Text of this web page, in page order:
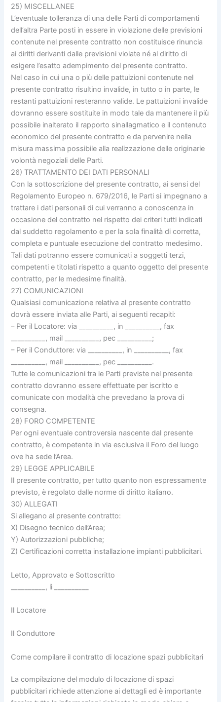
25) MISCELLANEE
L’eventuale tolleranza di una delle Parti di comportamenti
dell’altra Parte posti in essere in violazione delle previsioni
contenute nel presente contratto non costituisce rinuncia
ai diritti derivanti dalle previsioni violate né al diritto di
esigere l’esatto adempimento del presente contratto.
Nel caso in cui una o più delle pattuizioni contenute nel
presente contratto risultino invalide, in tutto o in parte, le
restanti pattuizioni resteranno valide. Le pattuizioni invalide
dovranno essere sostituite in modo tale da mantenere il più
possibile inalterato il rapporto sinallagmatico e il contenuto
economico del presente contratto e da pervenire nella
misura massima possibile alla realizzazione delle originarie
volontà negoziali delle Parti.
26) TRATTAMENTO DEI DATI PERSONALI
Con la sottoscrizione del presente contratto, ai sensi del
Regolamento Europeo n. 679/2016, le Parti si impegnano a
trattare i dati personali di cui verranno a conoscenza in
occasione del contratto nel rispetto dei criteri tutti indicati
dal suddetto regolamento e per la sola finalità di corretta,
completa e puntuale esecuzione del contratto medesimo.
Tali dati potranno essere comunicati a soggetti terzi,
competenti e titolati rispetto a quanto oggetto del presente
contratto, per le medesime finalità.
27) COMUNICAZIONI
Qualsiasi comunicazione relativa al presente contratto
dovrà essere inviata alle Parti, ai seguenti recapiti:
– Per il Locatore: via __________, in __________, fax
__________, mail __________, pec __________;
– Per il Conduttore: via __________, in __________, fax
__________, mail __________, pec __________.
Tutte le comunicazioni tra le Parti previste nel presente
contratto dovranno essere effettuate per iscritto e
comunicate con modalità che prevedano la prova di
consegna.
28) FORO COMPETENTE
Per ogni eventuale controversia nascente dal presente
contratto, è competente in via esclusiva il Foro del luogo
ove ha sede l’Area.
29) LEGGE APPLICABILE
Il presente contratto, per tutto quanto non espressamente
previsto, è regolato dalle norme di diritto italiano.
30) ALLEGATI
Si allegano al presente contratto:
X) Disegno tecnico dell’Area;
Y) Autorizzazioni pubbliche;
Z) Certificazioni corretta installazione impianti pubblicitari.
Letto, Approvato e Sottoscritto
__________, lì __________
Il Locatore
Il Conduttore
Come compilare il contratto di locazione spazi pubblicitari
La compilazione del modulo di locazione di spazi
pubblicitari richiede attenzione ai dettagli ed è importante